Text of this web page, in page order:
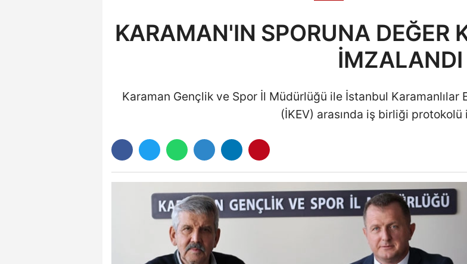
KARAMAN'IN SPORUNA DEĞER
İMZALANDI
Karaman Gençlik ve Spor İl Müdürlüğü ile İstanbul Karamanlılar
(İKEV) arasında iş birliği protokolü